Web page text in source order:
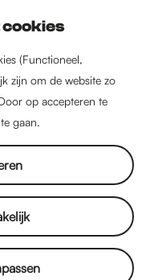
(Functioneel,
zijn om de website zo
op accepteren te
gaan.
Nieuw-West
Oud-West
stad van
tijdlijn
Limes
Nijmegen Penning